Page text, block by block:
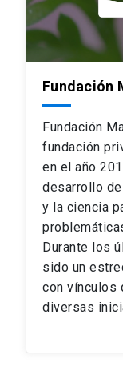
Fundación
Fundación
fundación
en el año
desarrollo
y la ciencia
Durante los
sido un
con vínculos
diversas